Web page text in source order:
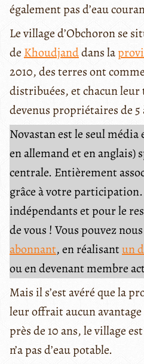
également pas d’eau
Le village d’Obchoron se
deKhoudjanddans la
2010, des terres ont
distribuées, et chacun
devenus propriétaires de 5
Novastan est le seul
en allemand et en anglais)
centrale. Entièrement
grâce à votre
indépendants et pour le
de vous ! Vous pouvez
abonnant, en réalisantun
ou en devenant membre
Mais il s’est avéré que la
leur offrait aucun
près de 10 ans, le village
n’a pas d’eau potable.